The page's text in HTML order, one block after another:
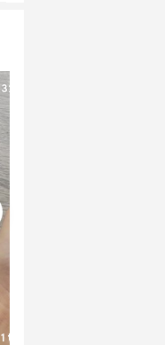
32
1 tháng trước